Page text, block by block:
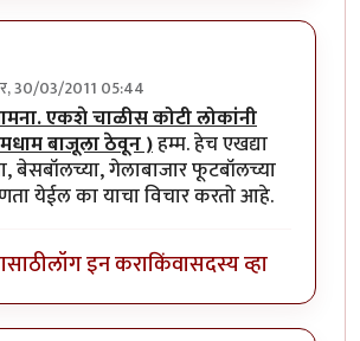
30/03/2011 05:44
एकशे चाळीस कोटी लोकांनी
बाजूला ठेवून )हम्म. हेच एखद्या
बेसबॉलच्या, गेलाबाजार फूटबॉलच्या
येईल का याचा विचार करतो आहे.
लॉग इन कराकिंवासदस्य व्हा